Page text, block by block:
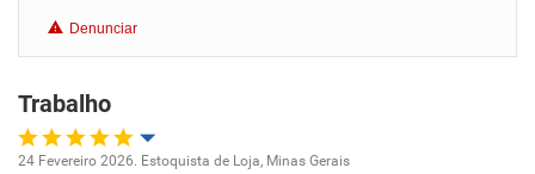
Recomenda esta empresa
Recomenda a diretoria
Denunciar
Trabalho
24 Fevereiro 2026. Estoquista de Loja, Minas Gerais